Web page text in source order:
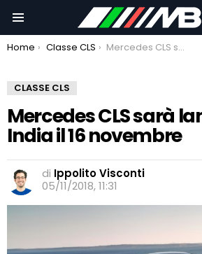
You are here:
Home Classe CLS Mercedes CLS sarà lanciata in India il 16 novembre
CLASSE CLS
Mercedes CLS sarà
India il 16 novembre
di Ippolito Visconti
05/11/2018, 11:31